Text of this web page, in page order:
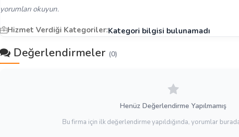
yorumları okuyun.
Hizmet Verdiği Kategoriler:Kategori bilgisi bulunamadı
Değerlendirmeler (0)
Henüz Değerlendirme Yapılmamış
Bu firma için ilk değerlendirme yapıldığında, yorumlar